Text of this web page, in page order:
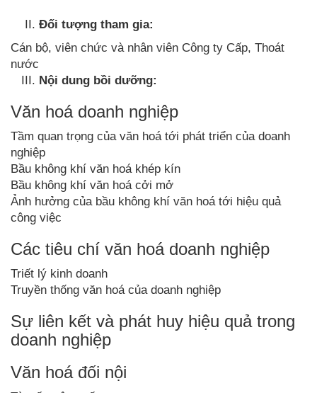
Đối tượng tham gia:
Cán bộ, viên chức và nhân viên Công ty Cấp, Thoát
nước
Nội dung bồi dưỡng:
Văn hoá doanh nghiệp
Tầm quan trọng của văn hoá tới phát triển của doanh
nghiệp
Bầu không khí văn hoá khép kín
Bầu không khí văn hoá cởi mở
Ảnh hưởng của bầu không khí văn hoá tới hiệu quả
công việc
Các tiêu chí văn hoá doanh nghiệp
Triết lý kinh doanh
Truyền thống văn hoá của doanh nghiệp
Sự liên kết và phát huy hiệu quả trong
doanh nghiệp
Văn hoá đối nội